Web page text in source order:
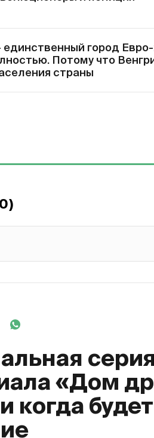
единственный город
Потому что
страны
«Дом
когда будет